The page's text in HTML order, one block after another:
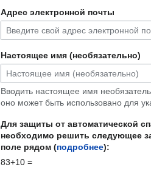
Адрес электронной почты
Настоящее имя (необязательно)
Вводить настоящее имя
оно может быть использовано для
Для защиты от автоматической
необходимо решить следующее
поле рядом (подробнее):
83+10 =